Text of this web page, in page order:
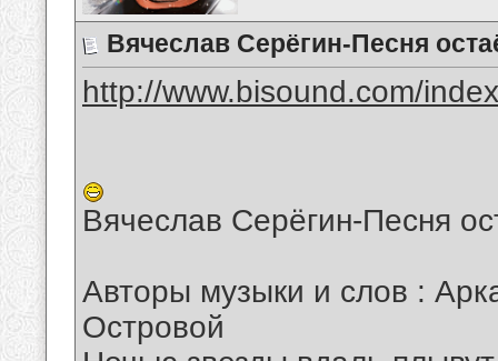
Вячеслав Серёгин-Песня
http://www.bisound.com/
Вячеслав Серёгин-Песня
Авторы музыки и слов :
Островой